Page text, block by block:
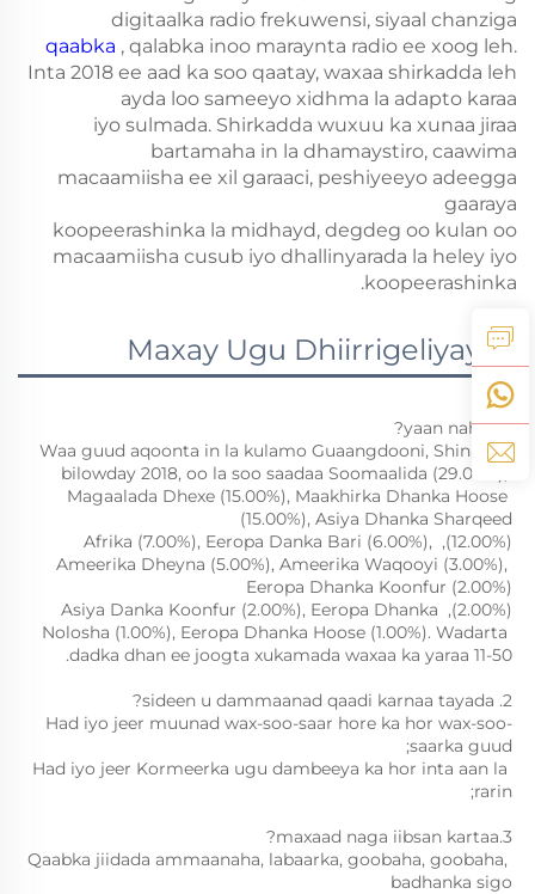
digitaalka radio frekuwensi, siyaal chanziga
qaabka , qalabka inoo maraynta radio ee xoog leh.
Inta 2018 ee aad ka soo qaatay, waxaa shirkadda leh
ayda loo sameeyo xidhma la adapto karaa
iyo sulmada. Shirkadda wuxuu ka xunaa jiraa
bartamaha in la dhamaystiro, caawima
macaamiisha ee xil garaaci, peshiyeeyo adeegga
gaaraya
koopeerashinka la midhayd, degdeg oo kulan oo
macaamiisha cusub iyo dhallinyarada la heley iyo
koopeerashinka.
Maxay Ugu Dhiirrigeliyayna
1. yaan nahay?
Waa guud aqoonta in la kulamo Guaangdooni, Shina, ka
bilowday 2018, oo la soo saadaa Soomaalida (29.00%),
Magaalada Dhexe (15.00%), Maakhirka Dhanka Hoose
(15.00%), Asiya Dhanka Sharqeed
(12.00%), Afrika (7.00%), Eeropa Danka Bari (6.00%),
Ameerika Dheyna (5.00%), Ameerika Waqooyi (3.00%),
Eeropa Dhanka Koonfur (2.00%)
(2.00%), Asiya Danka Koonfur (2.00%), Eeropa Dhanka
Nolosha (1.00%), Eeropa Dhanka Hoose (1.00%). Wadarta
dadka dhan ee joogta xukamada waxaa ka yaraa 11-50.
2. sideen u dammaanad qaadi karnaa tayada?
Had iyo jeer muunad wax-soo-saar hore ka hor wax-soo-
saarka guud;
Had iyo jeer Kormeerka ugu dambeeya ka hor inta aan la
rarin;
3.maxaad naga iibsan kartaa?
Qaabka jiidada ammaanaha, labaarka, goobaha, goobaha,
badhanka sigo